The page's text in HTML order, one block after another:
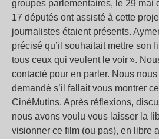
groupes parlementaires, le 29 mai
17 députés ont assisté à cette
journalistes étaient présents.
précisé qu’il souhaitait mettre son
tous ceux qui veulent le voir ».
contacté pour en parler. Nous
demandé s’il fallait vous montrer
CinéMutins. Après réflexions,
nous avons voulu vous laisser la
visionner ce film (ou pas), en libre